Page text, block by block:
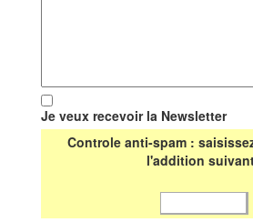
Je veux recevoir la Newsletter
Controle anti-spam :
l'addition